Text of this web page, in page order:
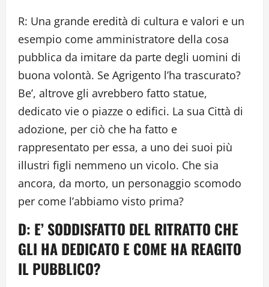
R: Una grande eredità di cultura e valori e un
esempio come amministratore della cosa
pubblica da imitare da parte degli uomini di
buona volontà. Se Agrigento l’ha trascurato?
Be’, altrove gli avrebbero fatto statue,
dedicato vie o piazze o edifici. La sua Città di
adozione, per ciò che ha fatto e
rappresentato per essa, a uno dei suoi più
illustri figli nemmeno un vicolo. Che sia
ancora, da morto, un personaggio scomodo
per come l’abbiamo visto prima?
D: E’ SODDISFATTO DEL RITRATTO CHE
GLI HA DEDICATO E COME HA REAGITO
IL PUBBLICO?